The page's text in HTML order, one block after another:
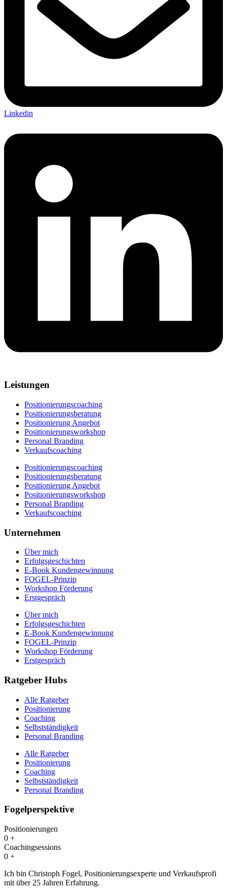
Linkedin
Leistungen
Positionierungscoaching
Positionierungsberatung
Positionierung Angebot
Positionierungsworkshop
Personal Branding
Verkaufscoaching
Positionierungscoaching
Positionierungsberatung
Positionierung Angebot
Positionierungsworkshop
Personal Branding
Verkaufscoaching
Unternehmen
Über mich
Erfolgsgeschichten
E-Book Kundengewinnung
FOGEL-Prinzip
Workshop Förderung
Erstgespräch
Über mich
Erfolgsgeschichten
E-Book Kundengewinnung
FOGEL-Prinzip
Workshop Förderung
Erstgespräch
Ratgeber Hubs
Alle Ratgeber
Positionierung
Coaching
Selbstständigkeit
Personal Branding
Alle Ratgeber
Positionierung
Coaching
Selbstständigkeit
Personal Branding
Fogelperspektive
Positionierungen
0 +
Coachingsessions
0 +
Ich bin Christoph Fogel, Positionierungsexperte und Verkaufsprofi
mit über 25 Jahren Erfahrung.